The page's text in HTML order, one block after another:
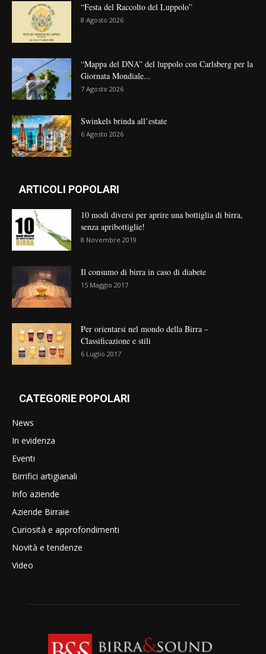
“Festa del Raccolto del Luppolo”
8 Agosto 2026
“Mappa del DNA” del luppolo con Carlsberg per la
Giornata Mondiale...
7 Agosto 2026
Swinkels brinda all’estate
6 Agosto 2026
ARTICOLI POPOLARI
10 modi diversi per aprire una bottiglia di birra,
senza apribottiglie!
8 Novembre 2019
Il consumo di birra in caso di diabete
15 Maggio 2017
Per orientarsi nel mondo della Birra –
Classificazione e stili
6 Luglio 2017
CATEGORIE POPOLARI
News
In evidenza
Eventi
Birrifici artigianali
Info aziende
Aziende Birraie
Curiosità e approfondimenti
Novità e tendenze
Video